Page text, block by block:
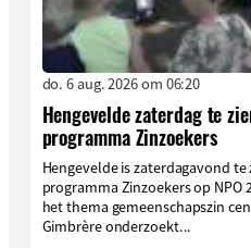
do. 6 aug. 2026 om 06:20
Hengevelde zaterdag te
programma Zinzoekers
Hengevelde is zaterdagavond te
programma Zinzoekers op
het thema gemeenschapszin
Gimbrère onderzoekt...